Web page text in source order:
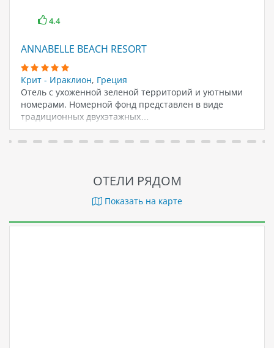
4.4
ANNABELLE BEACH RESORT
Крит - Ираклион, Греция
Отель с ухоженной зеленой территорий и уютными
номерами. Номерной фонд представлен в виде
традиционных двухэтажных…
ОТЕЛИ РЯДОМ
Показать на карте